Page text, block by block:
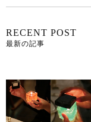
RECENT POST
最新の記事